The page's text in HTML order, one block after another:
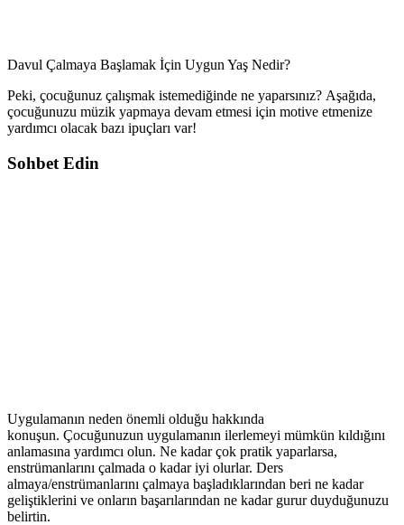
Davul Çalmaya Başlamak İçin Uygun Yaş Nedir?
Peki, çocuğunuz çalışmak istemediğinde ne yaparsınız? Aşağıda,
çocuğunuzu müzik yapmaya devam etmesi için motive etmenize
yardımcı olacak bazı ipuçları var!
Sohbet Edin
Uygulamanın neden önemli olduğu hakkında
konuşun. Çocuğunuzun uygulamanın ilerlemeyi mümkün kıldığını
anlamasına yardımcı olun. Ne kadar çok pratik yaparlarsa,
enstrümanlarını çalmada o kadar iyi olurlar. Ders
almaya/enstrümanlarını çalmaya başladıklarından beri ne kadar
geliştiklerini ve onların başarılarından ne kadar gurur duyduğunuzu
belirtin.